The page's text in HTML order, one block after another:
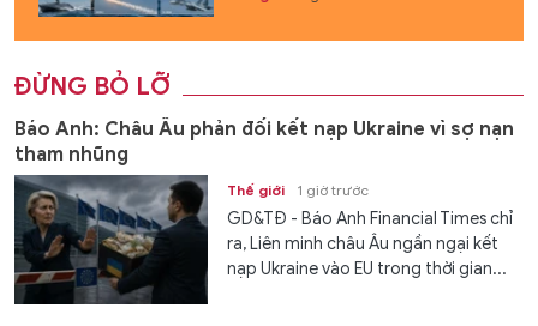
ĐỪNG BỎ LỠ
Báo Anh: Châu Âu phản đối kết nạp Ukraine vì sợ nạn
tham nhũng
Thế giới 1 giờ trước
GD&TĐ - Báo Anh Financial Times chỉ
ra, Liên minh châu Âu ngần ngại kết
nạp Ukraine vào EU trong thời gian...